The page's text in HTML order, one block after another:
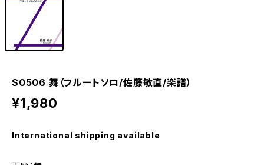
S0506 舞（フルートソロ/佐藤敏直/楽譜）
¥1,980
International shipping available